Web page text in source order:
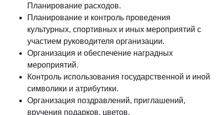
Планирование расходов.
Планирование и контроль проведения
культурных, спортивных и иных мероприятий с
участием руководителя организации.
Организация и обеспечение наградных
мероприятий.
Контроль использования государственной и иной
символики и атрибутики.
Организация поздравлений, приглашений,
вручения подарков, цветов.